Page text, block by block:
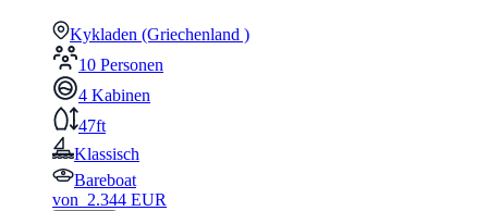
Kykladen (Griechenland )
10 Personen
4 Kabinen
47ft
Klassisch
Bareboat
von 2.344 EUR